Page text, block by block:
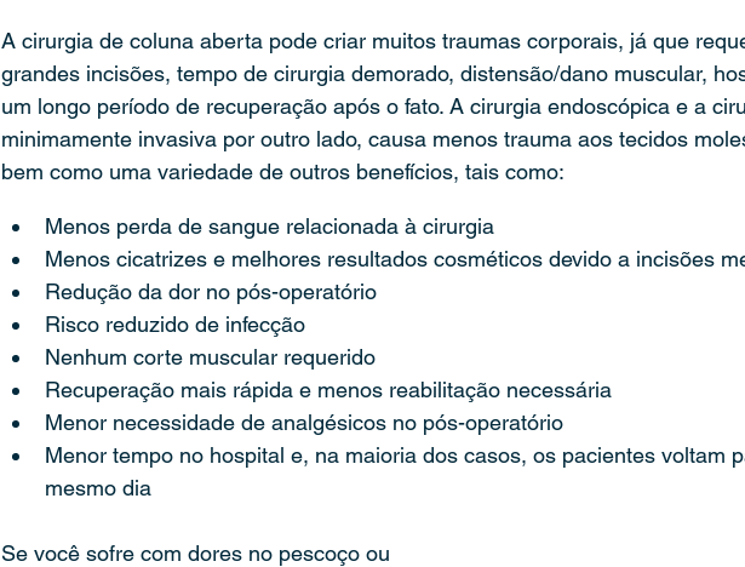
A cirurgia de coluna aberta pode criar muitos traumas corporais, já que
grandes incisões, tempo de cirurgia demorado, distensão/dano muscular,
um longo período de recuperação após o fato. A cirurgia endoscópica e a
minimamente invasiva por outro lado, causa menos trauma aos tecidos
bem como uma variedade de outros benefícios, tais como:
Menos perda de sangue relacionada à cirurgia
Menos cicatrizes e melhores resultados cosméticos devido a incisões
Redução da dor no pós-operatório
Risco reduzido de infecção
Nenhum corte muscular requerido
Recuperação mais rápida e menos reabilitação necessária
Menor necessidade de analgésicos no pós-operatório
Menor tempo no hospital e, na maioria dos casos, os pacientes voltam
mesmo dia
Se você sofre com dores no pescoço ou